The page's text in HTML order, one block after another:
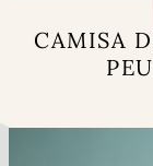
CAMISA